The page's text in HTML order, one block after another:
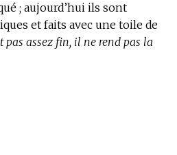
; aujourd’hui ils sont
et faits avec une toile de
pas assez fin, il ne rend pas la